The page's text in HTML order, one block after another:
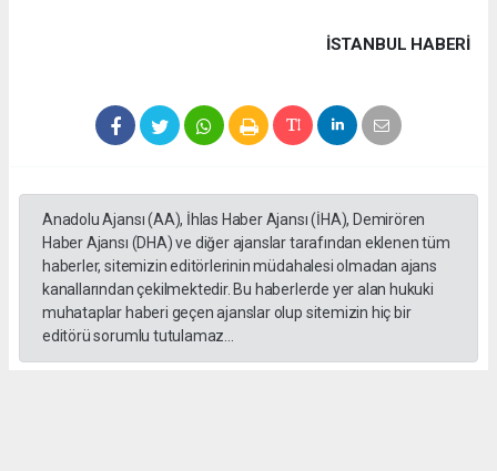
İSTANBUL HABERİ
Anadolu Ajansı (AA), İhlas Haber Ajansı (İHA), Demirören
Haber Ajansı (DHA) ve diğer ajanslar tarafından eklenen tüm
haberler, sitemizin editörlerinin müdahalesi olmadan ajans
kanallarından çekilmektedir. Bu haberlerde yer alan hukuki
muhataplar haberi geçen ajanslar olup sitemizin hiç bir
editörü sorumlu tutulamaz...